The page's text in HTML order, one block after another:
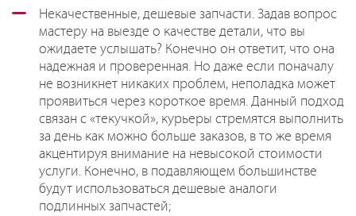
Некачественные, дешевые запчасти. Задав вопрос
мастеру на выезде о качестве детали, что вы
ожидаете услышать? Конечно он ответит, что она
надежная и проверенная. Но даже если поначалу
не возникнет никаких проблем, неполадка может
проявиться через короткое время. Данный подход
связан с «текучкой», курьеры стремятся выполнить
за день как можно больше заказов, в то же время
акцентируя внимание на невысокой стоимости
услуги. Конечно, в подавляющем большинстве
будут использоваться дешевые аналоги
подлинных запчастей;